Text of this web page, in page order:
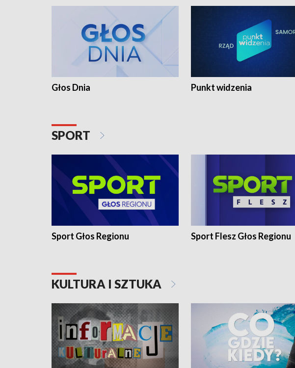
Głos Dnia Punkt widzenia
SPORT
Sport Głos Regionu Sport Flesz Głos Regionu
KULTURA I SZTUKA